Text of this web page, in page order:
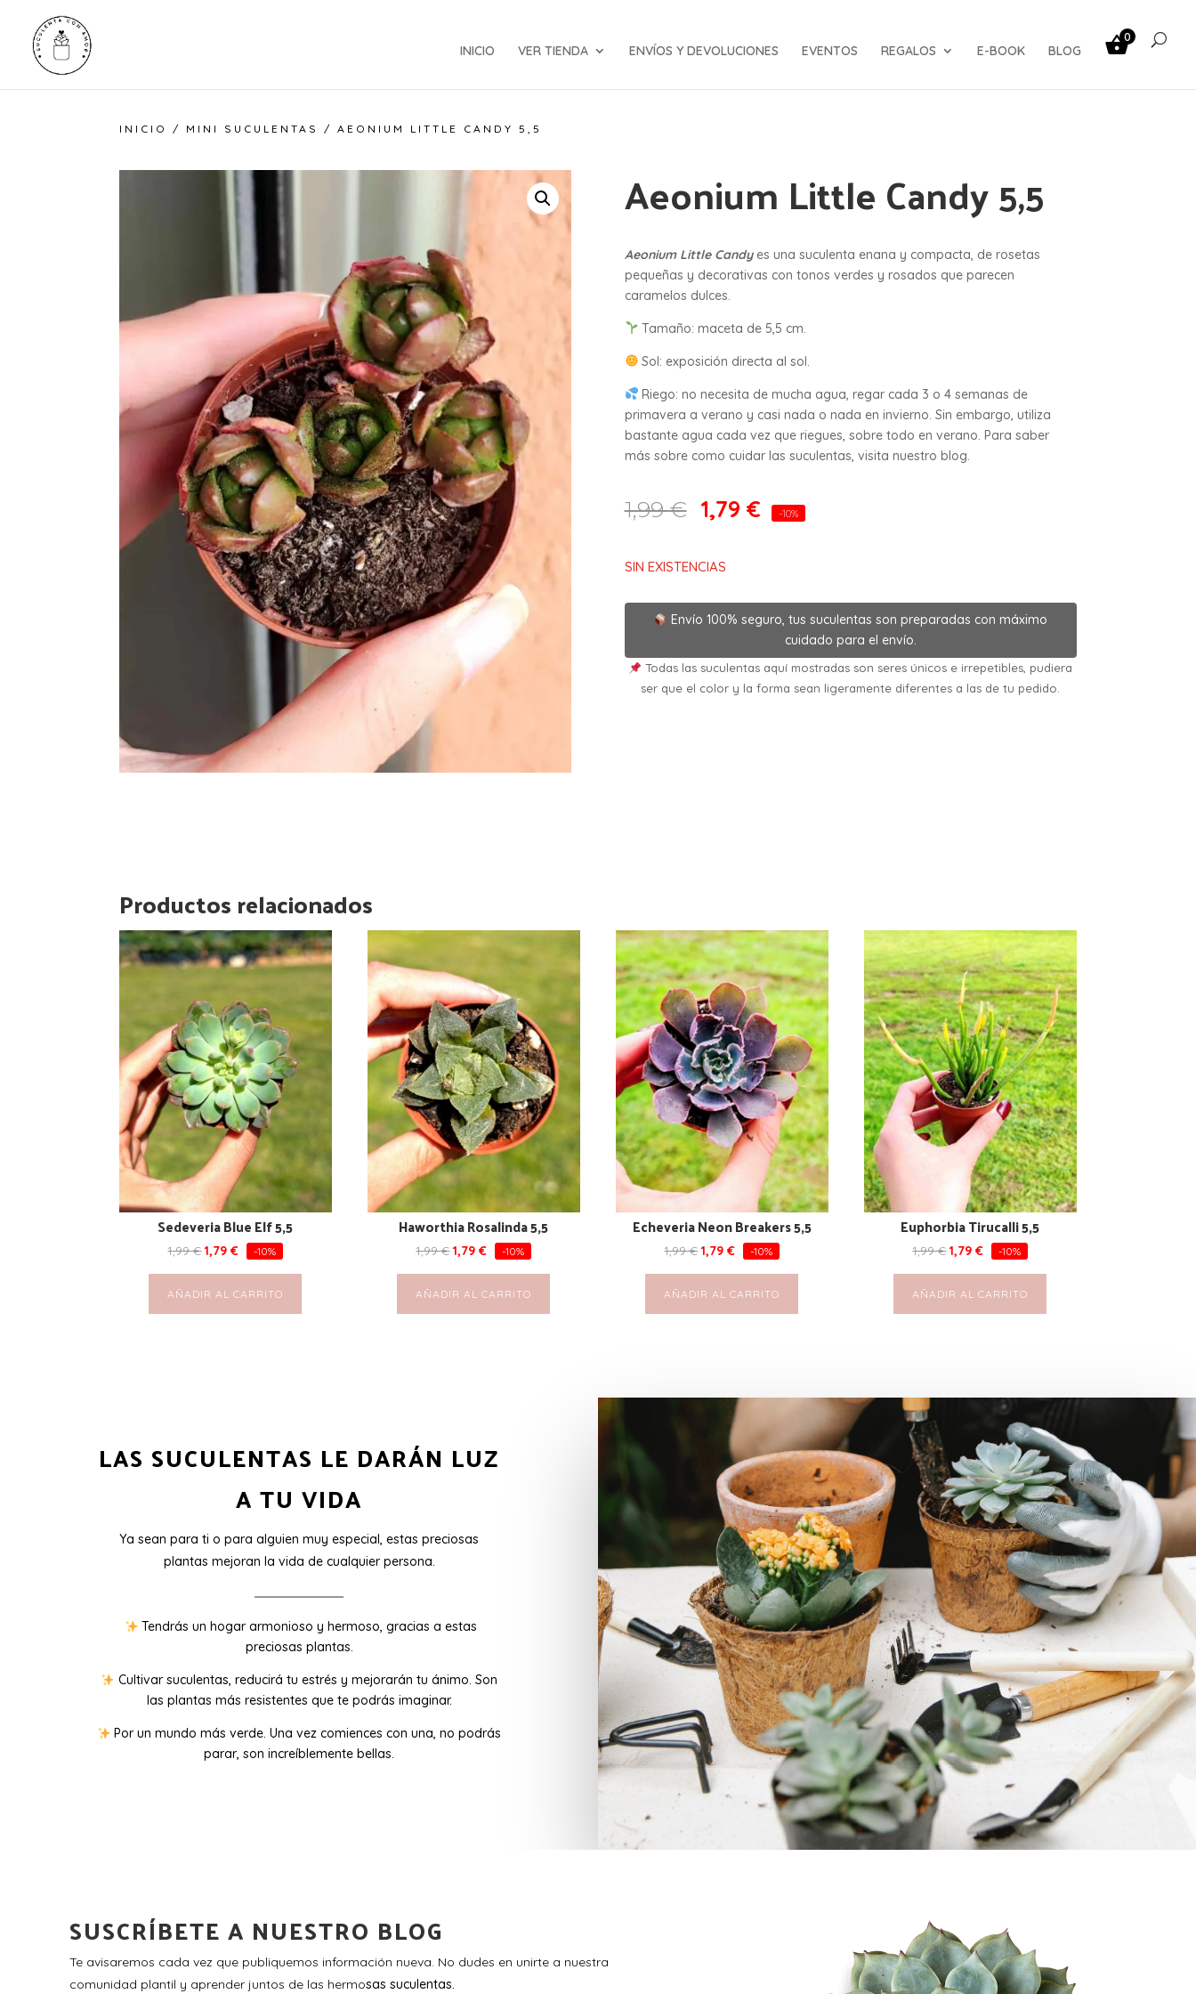
INICIO VER TIENDA ENVÍOS Y DEVOLUCIONES EVENTOS REGALOS E-BOOK BLOG
0
INICIO / MINI SUCULENTAS / AEONIUM LITTLE CANDY 5,5
Aeonium Little Candy 5,5
Aeonium Little Candy es una suculenta enana y compacta, de rosetas
pequeñas y decorativas con tonos verdes y rosados que parecen
caramelos dulces.
Tamaño: maceta de 5,5 cm.
Sol: exposición directa al sol.
Riego: no necesita de mucha agua, regar cada 3 o 4 semanas de
primavera a verano y casi nada o nada en invierno. Sin embargo, utiliza
bastante agua cada vez que riegues, sobre todo en verano. Para saber
más sobre como cuidar las suculentas, visita nuestro blog.
1,99€ 1,79 € -10%
SIN EXISTENCIAS
Envío 100% seguro, tus suculentas son preparadas con máximo
cuidado para el envío.
Todas las suculentas aquí mostradas son seres únicos e irrepetibles, pudiera
ser que el color y la forma sean ligeramente diferentes a las de tu pedido.
Productos relacionados
Sedeveria Blue Elf 5,5
1,99€ 1,79€ -10%
AÑADIR AL CARRITO
Haworthia Rosalinda 5,5
1,99€ 1,79€ -10%
AÑADIR AL CARRITO
Echeveria Neon Breakers 5,5
1,99€ 1,79€ -10%
AÑADIR AL CARRITO
Euphorbia Tirucalli 5,5
1,99€ 1,79€ -10%
AÑADIR AL CARRITO
LAS SUCULENTAS LE DARÁN LUZ
A TU VIDA
Ya sean para ti o para alguien muy especial, estas preciosas
plantas mejoran la vida de cualquier persona.
Tendrás un hogar armonioso y hermoso, gracias a estas
preciosas plantas.
Cultivar suculentas, reducirá tu estrés y mejorarán tu ánimo. Son
las plantas más resistentes que te podrás imaginar.
Por un mundo más verde. Una vez comiences con una, no podrás
parar, son increíblemente bellas.
SUSCRÍBETE A NUESTRO BLOG
Te avisaremos cada vez que publiquemos información nueva. No dudes en unirte a nuestra
comunidad plantil y aprender juntos de las hermosas suculentas.